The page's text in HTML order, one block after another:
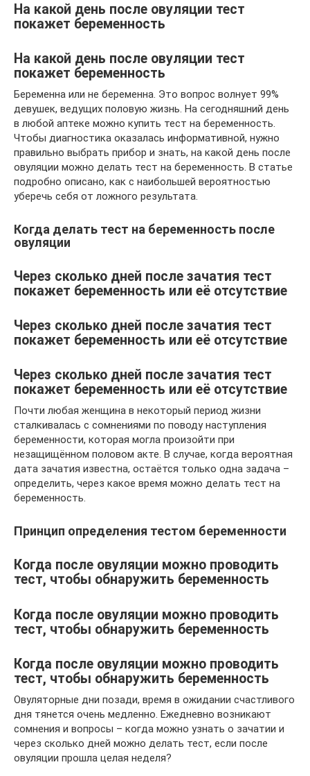
На какой день после овуляции тест
покажет беременность
На какой день после овуляции тест
покажет беременность
Беременна или не беременна. Это вопрос волнует 99%
девушек, ведущих половую жизнь. На сегодняшний день
в любой аптеке можно купить тест на беременность.
Чтобы диагностика оказалась информативной, нужно
правильно выбрать прибор и знать, на какой день после
овуляции можно делать тест на беременность. В статье
подробно описано, как с наибольшей вероятностью
уберечь себя от ложного результата.
Когда делать тест на беременность после
овуляции
Через сколько дней после зачатия тест
покажет беременность или её отсутствие
Через сколько дней после зачатия тест
покажет беременность или её отсутствие
Через сколько дней после зачатия тест
покажет беременность или её отсутствие
Почти любая женщина в некоторый период жизни
сталкивалась с сомнениями по поводу наступления
беременности, которая могла произойти при
незащищённом половом акте. В случае, когда вероятная
дата зачатия известна, остаётся только одна задача –
определить, через какое время можно делать тест на
беременность.
Принцип определения тестом беременности
Когда после овуляции можно проводить
тест, чтобы обнаружить беременность
Когда после овуляции можно проводить
тест, чтобы обнаружить беременность
Когда после овуляции можно проводить
тест, чтобы обнаружить беременность
Овуляторные дни позади, время в ожидании счастливого
дня тянется очень медленно. Ежедневно возникают
сомнения и вопросы – когда можно узнать о зачатии и
через сколько дней можно делать тест, если после
овуляции прошла целая неделя?